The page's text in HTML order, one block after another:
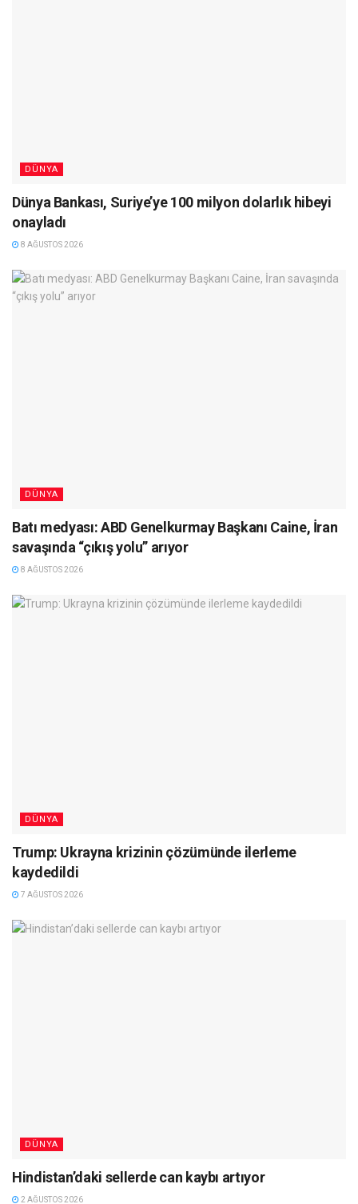
DÜNYA
Dünya Bankası, Suriye’ye 100 milyon dolarlık hibeyi
onayladı
8 AĞUSTOS 2026
DÜNYA
Batı medyası: ABD Genelkurmay Başkanı Caine, İran
savaşında “çıkış yolu” arıyor
8 AĞUSTOS 2026
DÜNYA
Trump: Ukrayna krizinin çözümünde ilerleme
kaydedildi
7 AĞUSTOS 2026
DÜNYA
Hindistan’daki sellerde can kaybı artıyor
2 AĞUSTOS 2026